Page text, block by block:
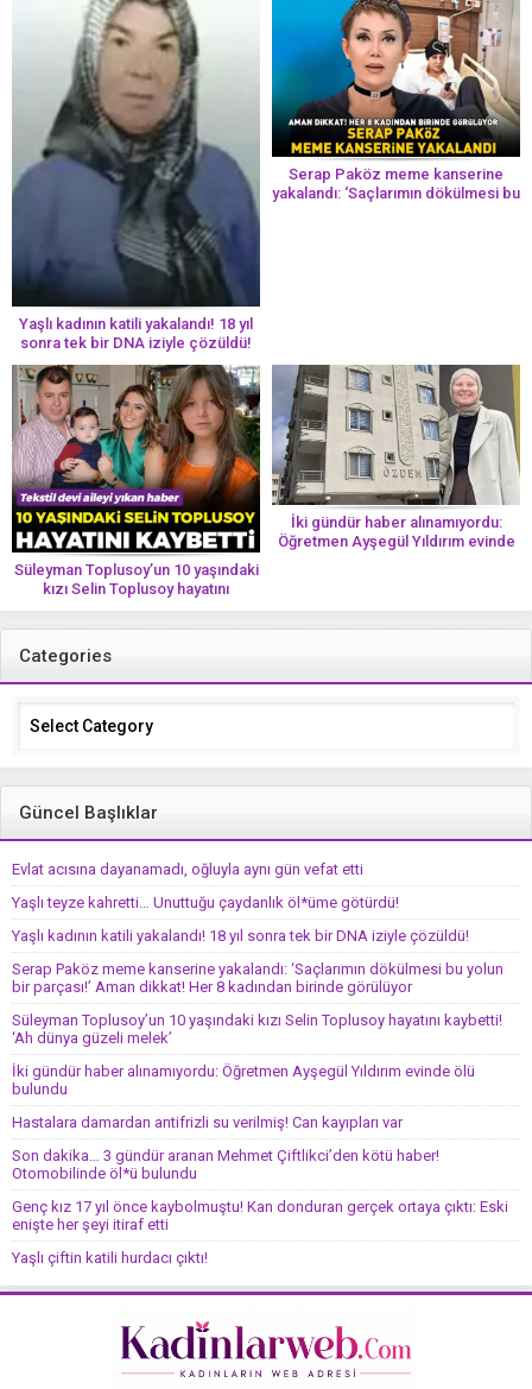
Yaşlı kadının katili yakalandı! 18 yıl
sonra tek bir DNA iziyle çözüldü!
Serap Paköz meme kanserine
yakalandı: ‘Saçlarımın dökülmesi bu
Süleyman Toplusoy’un 10 yaşındaki
kızı Selin Toplusoy hayatını
kaybetti! ‘Ah dünya güzeli melek’
İki gündür haber alınamıyordu:
Öğretmen Ayşegül Yıldırım evinde
Categories
Categories
Güncel Başlıklar
Evlat acısına dayanamadı, oğluyla aynı gün vefat etti
Yaşlı teyze kahretti… Unuttuğu çaydanlık öl*üme götürdü!
Yaşlı kadının katili yakalandı! 18 yıl sonra tek bir DNA iziyle çözüldü!
Serap Paköz meme kanserine yakalandı: ‘Saçlarımın dökülmesi bu yolun
bir parçası!’ Aman dikkat! Her 8 kadından birinde görülüyor
Süleyman Toplusoy’un 10 yaşındaki kızı Selin Toplusoy hayatını kaybetti!
‘Ah dünya güzeli melek’
İki gündür haber alınamıyordu: Öğretmen Ayşegül Yıldırım evinde ölü
bulundu
Hastalara damardan antifrizli su verilmiş! Can kayıpları var
Son dakika… 3 gündür aranan Mehmet Çiftlikci’den kötü haber!
Otomobilinde öl*ü bulundu
Genç kız 17 yıl önce kaybolmuştu! Kan donduran gerçek ortaya çıktı: Eski
enişte her şeyi itiraf etti
Yaşlı çiftin katili hurdacı çıktı!